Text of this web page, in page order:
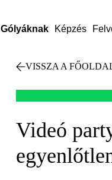
Gólyáknak Képzés
VISSZA A
Videó